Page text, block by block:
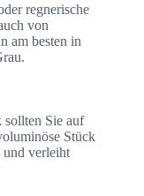
regnerische
von
am besten in
sollten Sie auf
Stück
und verleiht